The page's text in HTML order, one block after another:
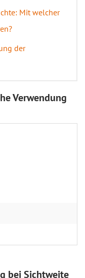
Mit welcher
der
Verwendung
bei Sichtweite